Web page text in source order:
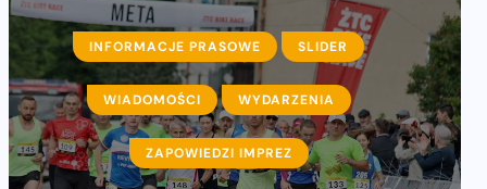
INFORMACJE PRASOWE SLIDER
WIADOMOŚCI WYDARZENIA
ZAPOWIEDZI IMPREZ